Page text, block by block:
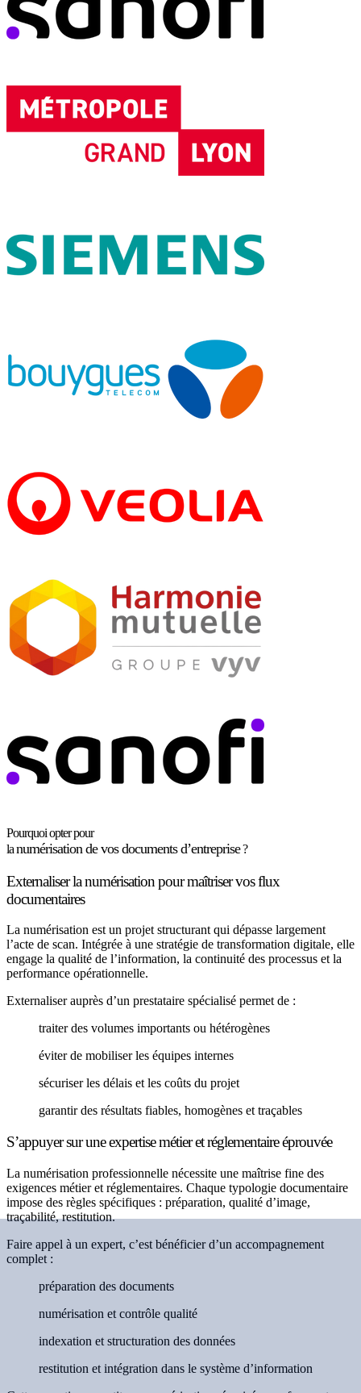
Pourquoi opter pour
lanumérisation de vos documents d’entreprise?
Externaliser la numérisation pour maîtriser vos flux
documentaires
La numérisation est un projet structurant qui dépasse largement
l’acte de scan. Intégrée à une stratégie de transformation digitale, elle
engage la qualité de l’information, la continuité des processus et la
performance opérationnelle.
Externaliser auprès d’un prestataire spécialisé permet de :
traiter des volumes importants ou hétérogènes
éviter de mobiliser les équipes internes
sécuriser les délais et les coûts du projet
garantir des résultats fiables, homogènes et traçables
S’appuyer sur une expertise métier et réglementaire éprouvée
La numérisation professionnelle nécessite une maîtrise fine des
exigences métier et réglementaires. Chaque typologie documentaire
impose des règles spécifiques : préparation, qualité d’image,
traçabilité, restitution.
Faire appel à un expert, c’est bénéficier d’un accompagnement
complet :
préparation des documents
numérisation et contrôle qualité
indexation et structuration des données
restitution et intégration dans le système d’information